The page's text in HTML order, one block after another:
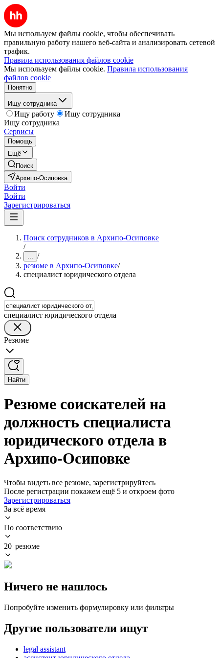
Мы используем файлы cookie, чтобы обеспечивать
правильную работу нашего веб-сайта и анализировать сетевой
трафик.
Правила использования файлов cookie
Мы используем файлы cookie. Правила использования
файлов cookie
Понятно
Ищу сотрудника
Ищу работу
Ищу сотрудника
Ищу сотрудника
Сервисы
Помощь
Ещё
Поиск
Архипо-Осиповка
Войти
Войти
Зарегистрироваться
Поиск сотрудников в Архипо-Осиповке
/
... /
резюме в Архипо-Осиповке/
специалист юридического отдела
специалист юридического отдела
Резюме
Найти
Резюме соискателей на
должность специалиста
юридического отдела в
Архипо-Осиповке
Чтобы видеть все резюме, зарегистрируйтесь
После регистрации покажем ещё 5 и откроем фото
Зарегистрироваться
За всё время
По соответствию
20 резюме
Ничего не нашлось
Попробуйте изменить формулировку или фильтры
Другие пользователи ищут
legal assistant